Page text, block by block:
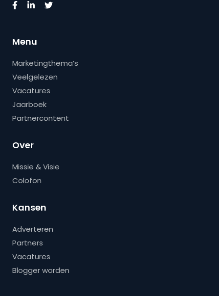
Menu
Marketingthema’s
Veelgelezen
Vacatures
Jaarboek
Partnercontent
Over
Missie & Visie
Colofon
Kansen
Adverteren
Partners
Vacatures
Blogger worden